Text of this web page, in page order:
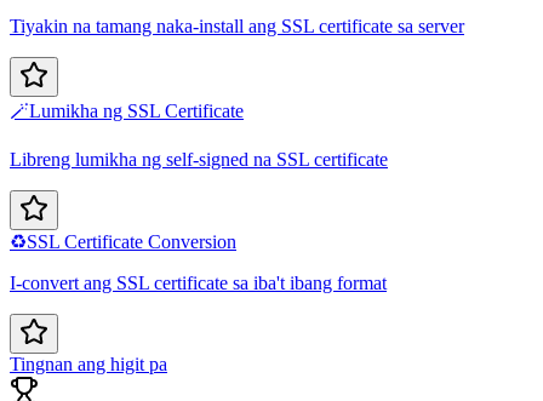
Tiyakin na tamang naka-install ang SSL certificate sa server
🪄Lumikha ng SSL Certificate
Libreng lumikha ng self-signed na SSL certificate
♻️SSL Certificate Conversion
I-convert ang SSL certificate sa iba't ibang format
Tingnan ang higit pa